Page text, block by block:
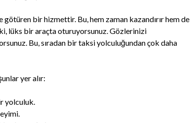
bir hizmettir. Bu, hem zaman kazandırır hem de
lüks bir araçta oturuyorsunuz. Gözlerinizi
Bu, sıradan bir taksi yolculuğundan çok daha
yer alır:
yolculuk.